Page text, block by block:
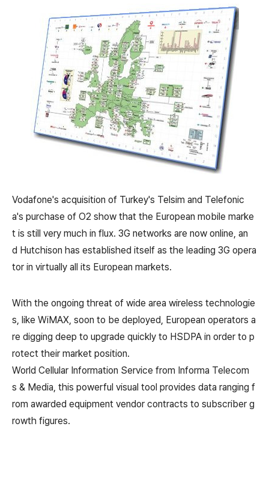
Vodafone's acquisition of Turkey's Telsim and Telefonic
a's purchase of O2 show that the European mobile marke
t is still very much in flux. 3G networks are now online, an
d Hutchison has established itself as the leading 3G opera
tor in virtually all its European markets.
With the ongoing threat of wide area wireless technologie
s, like WiMAX, soon to be deployed, European operators a
re digging deep to upgrade quickly to HSDPA in order to p
rotect their market position.
World Cellular Information Service from Informa Telecom
s & Media, this powerful visual tool provides data ranging f
rom awarded equipment vendor contracts to subscriber g
rowth figures.